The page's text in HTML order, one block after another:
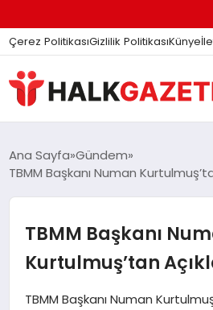
Çerez PolitikasıGizlilik PolitikasıKünye
DÜNYA
EKONOMI
Ana Sayfa Gündem
TBMM Başkanı Numan
TBMM Başkanı
Kurtulmuş’tan
TBMM Başkanı Numan